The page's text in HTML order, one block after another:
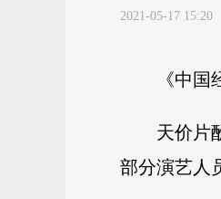
2021-05-17 15:20
《中
天价片
部分演艺人